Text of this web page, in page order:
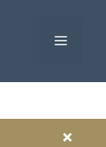
MENÜ
×